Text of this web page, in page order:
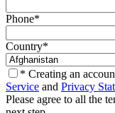
Phone*
Country*
* Creating an
Service and Privacy
Please agree to all the